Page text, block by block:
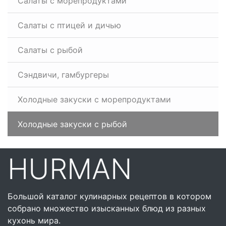
Салаты с птицей и дичью
Салаты с рыбой
Сэндвичи, гамбургеры
Холодные закуски с морепродуктами
Холодные закуски с рыбой
HURMAN
Большой каталог кулинарных рецептов в котором
собрано множество изысканных блюд из разных
кухонь мира.